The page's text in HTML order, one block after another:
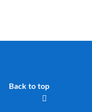
Back to top